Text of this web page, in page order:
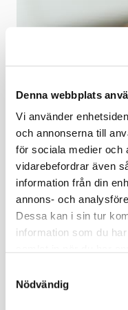
Denna webbplats
Vi använder
och annonserna till
för sociala medier och
vidarebefordrar även
information från din
annons- och
Dessa kan i sin tur
information som du
Nödvändig